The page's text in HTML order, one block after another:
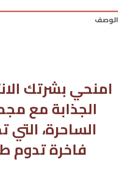
الوصف
امنحي بشرتك
الجذابة مع
الساحرة،
فاخرة تدوم